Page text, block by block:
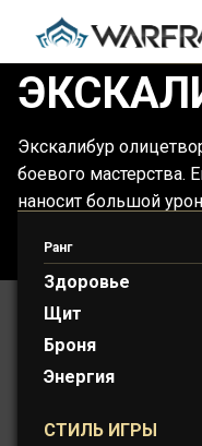
Экскалибур
боевого мастерства.
наносит большой
ПРОТОФРЕЙМ:
Ранг
Здоровье
Щит
Броня
Энергия
СТИЛЬ ИГРЫ